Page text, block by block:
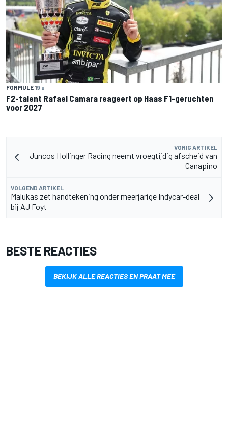
FORMULE 19 u
F2-talent Rafael Camara reageert op Haas F1-geruchten
voor 2027
VORIG ARTIKEL
Juncos Hollinger Racing neemt vroegtijdig afscheid van
Canapino
VOLGEND ARTIKEL
Malukas zet handtekening onder meerjarige Indycar-deal
bij AJ Foyt
BESTE REACTIES
BEKIJK ALLE REACTIES EN PRAAT MEE